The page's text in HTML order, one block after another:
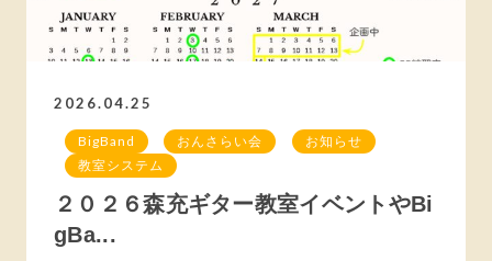
2026.04.25
BigBand おんさらい会
お知らせ
教室システム
２０２６森充ギター教室イベントやBi
gBa...